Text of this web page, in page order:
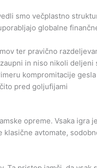
smo večplastno
globalne
ter pravično
in niso nikoli deljeni
kompromitacije gesla
pred goljufijami
opreme. Vsaka igra
avtomate,